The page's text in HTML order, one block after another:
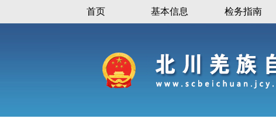
首页 基本信息 检务指南